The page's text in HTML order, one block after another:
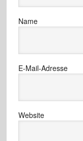
Name
E-Mail-Adresse
Website